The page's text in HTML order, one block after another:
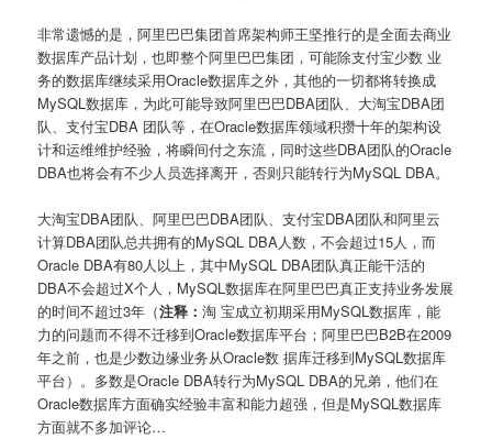
非常遗憾的是，阿里巴巴集团首席架构师王坚推行的是全面去商业
数据库产品计划，也即整个阿里巴巴集团，可能除支付宝少数 业
务的数据库继续采用Oracle数据库之外，其他的一切都将转换成
MySQL数据库，为此可能导致阿里巴巴DBA团队、大淘宝DBA团
队、支付宝DBA 团队等，在Oracle数据库领域积攒十年的架构设
计和运维维护经验，将瞬间付之东流，同时这些DBA团队的Oracle
DBA也将会有不少人员选择离开，否则只能转行为MySQL DBA。
大淘宝DBA团队、阿里巴巴DBA团队、支付宝DBA团队和阿里云
计算DBA团队总共拥有的MySQL DBA人数，不会超过15人，而
Oracle DBA有80人以上，其中MySQL DBA团队真正能干活的
DBA不会超过X个人，MySQL数据库在阿里巴巴真正支持业务发展
的时间不超过3年（注释：淘 宝成立初期采用MySQL数据库，能
力的问题而不得不迁移到Oracle数据库平台；阿里巴巴B2B在2009
年之前，也是少数边缘业务从Oracle数 据库迁移到MySQL数据库
平台）。多数是Oracle DBA转行为MySQL DBA的兄弟，他们在
Oracle数据库方面确实经验丰富和能力超强，但是MySQL数据库
方面就不多加评论…